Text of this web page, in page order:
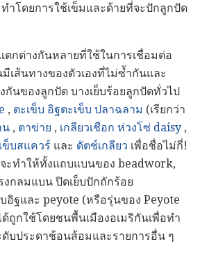
ำโดยการใช้เข็มและด้ายที่จะปักลูกปัด
ตกต่างกันหลายที่ใช้ในการเชื่อมต่อ
เส้นทางของตัวเองที่ไม่ซ้ำกันและ
กันของลูกปัด บางเย็บร้อยลูกปัดทั่วไป
, ตะเข็บ อิฐตะเข็บ ปลาฉลาม (เรียกว่า
น , ตาข่าย , เกลียวเชือก ห่วงโซ่ daisy ,
ข็บสแควร์ และ ดัตช์เกลียว เพื่อชื่อไม่กี่!
ะทำให้ทั้งแถบแบนของ beadwork,
งกลมแบน ปิดเย็บปักถักร้อย
อิฐและ peyote (หรือรุ่นของ Peyote
ด้ถูกใช้โดยชนพื้นเมืองอเมริกันเพื่อทำ
ดับประดาช้อนส้อมและรายการอื่น ๆ